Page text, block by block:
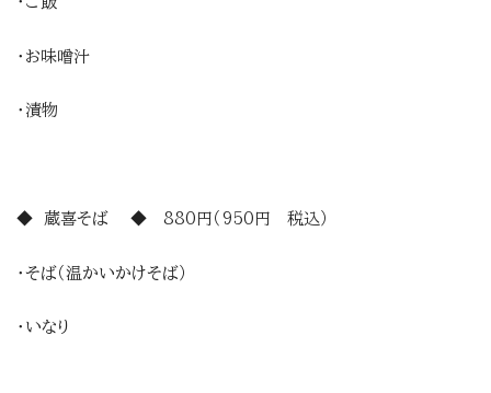
・お味噌汁
・漬物
◆ 蔵喜そば ◆ 880円（950円 税込）
・そば（温かいかけそば）
・いなり